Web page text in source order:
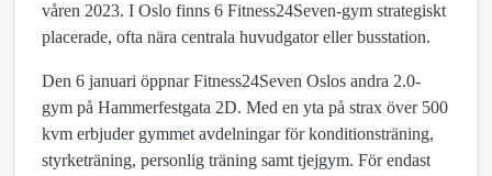
våren 2023. I Oslo finns 6 Fitness24Seven-gym strategiskt
placerade, ofta nära centrala huvudgator eller busstation.
Den 6 januari öppnar Fitness24Seven Oslos andra 2.0-
gym på Hammerfestgata 2D. Med en yta på strax över 500
kvm erbjuder gymmet avdelningar för konditionsträning,
styrketräning, personlig träning samt tjejgym. För endast